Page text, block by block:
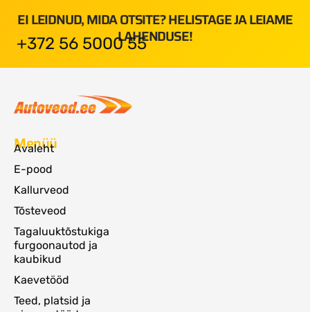
EI LEIDNUD, MIDA OTSITE? HELISTAGE JA LEIAME
LAHENDUSE!
+372 56 5000 55
Menüü
Avaleht
E-pood
Kallurveod
Tõsteveod
Tagaluuktõstukiga
furgoonautod ja
kaubikud
Kaevetööd
Teed, platsid ja